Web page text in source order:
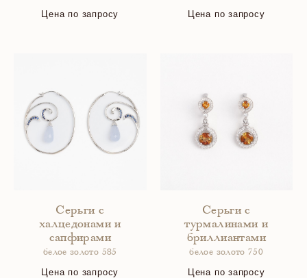
Цена по запросу Цена по запросу
Серьги с
халцедонами и
сапфирами
белое золото 585
Цена по запросу
Серьги с
турмалинами и
бриллиантами
белое золото 750
Цена по запросу